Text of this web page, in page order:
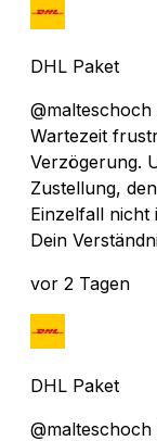
DHL Paket
Wartezeit
Verzögerung.
Zustellung,
Einzelfall nicht
Dein
vor 2 Tagen
DHL Paket